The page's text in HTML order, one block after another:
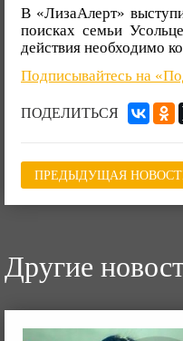
В «ЛизаАлерт»
поисках семьи
действия необходимо
Подписывайтесь на
ПОДЕЛИТЬСЯ
ПРЕДЫДУЩАЯ
Другие